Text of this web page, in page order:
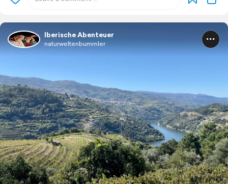
Iberische Abenteuer
naturweltenbummler